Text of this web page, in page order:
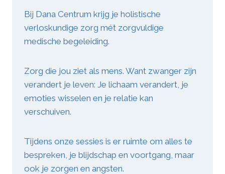
Bij Dana Centrum krijg je holistische
verloskundige zorg mét zorgvuldige
medische begeleiding.
Zorg die jou ziet als mens. Want zwanger zijn
verandert je leven: Je lichaam verandert, je
emoties wisselen en je relatie kan
verschuiven.
Tijdens onze sessies is er ruimte om alles te
bespreken, je blijdschap en voortgang, maar
ook je zorgen en angsten.